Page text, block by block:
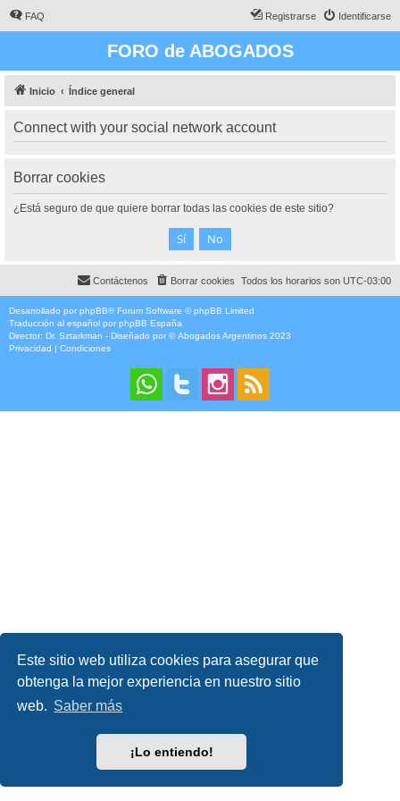
Este sitio web utiliza cookies para asegurar que
obtenga la mejor experiencia en nuestro sitio
web. Saber más
¡Lo entiendo!
FAQ Identificarse
Registrarse
FORO de ABOGADOS
Inicio Índice general
Connect with your social network account
Borrar cookies
¿Está seguro de que quiere borrar todas las cookies de este sitio?
Todos los horarios son UTC-03:00
Borrar cookies
Contáctenos
Desarrollado por phpBB® Forum Software © phpBB Limited
Traducción al español por phpBB España
Director: Dr. Sztarkman - Diseñado por ©Abogados Argentinos 2023
Privacidad | Condiciones